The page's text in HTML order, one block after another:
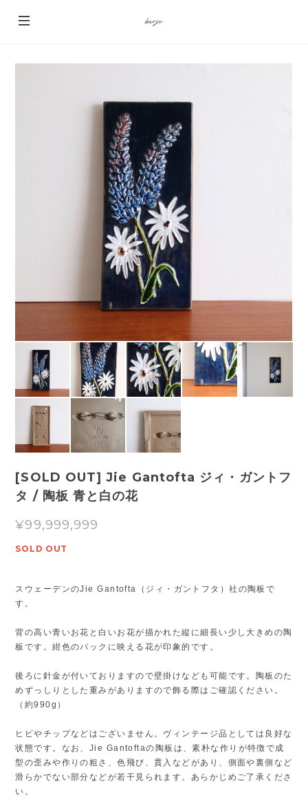
[SOLD OUT] Jie Gantofta ジィ・ガントフ
タ / 陶板 青と白の花
¥99,999,999
SOLD OUT
スウェーデンのJie Gantofta（ジィ・ガントフタ）社の陶板で
す。
背の高い青いお花と白いお花が描かれた縦に細長い少し大きめの陶
板です。紺色のバックに映える花が印象的です。
後ろに針金が付いておりますので壁掛けなども可能です。陶板のた
めずっしりとした重みがありますので飾る際はご確認ください。
（約990g）
ヒビやチップなどはございません。ヴィンテージ品としては良好な
状態です。なお、Jie Gantoftaの陶板は、素朴な作りが特徴で成
型の歪みや作りの粗さ、色飛び、貫入などがあり、側面や裏側など
滑らかでない部分などが若干見られます。あらかじめご了承くださ
い。